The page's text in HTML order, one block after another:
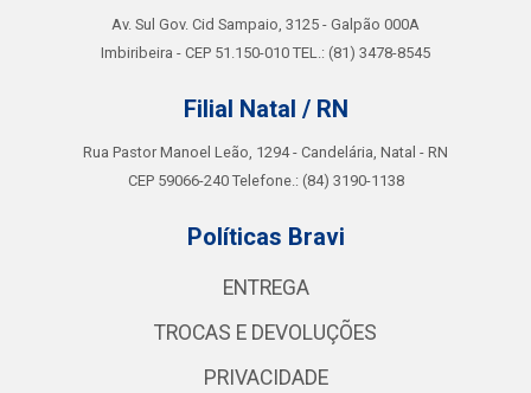
Av. Sul Gov. Cid Sampaio, 3125 - Galpão 000A
Imbiribeira - CEP 51.150-010 TEL.: (81) 3478-8545
Filial Natal / RN
Rua Pastor Manoel Leão, 1294 - Candelária, Natal - RN
CEP 59066-240 Telefone.: (84) 3190-1138
Políticas Bravi
ENTREGA
TROCAS E DEVOLUÇÕES
PRIVACIDADE